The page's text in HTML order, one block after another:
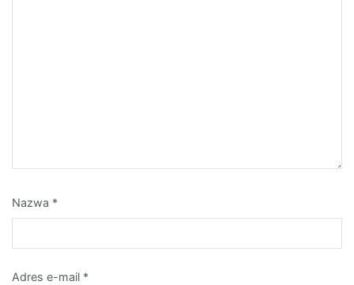
Nazwa *
Adres e-mail *